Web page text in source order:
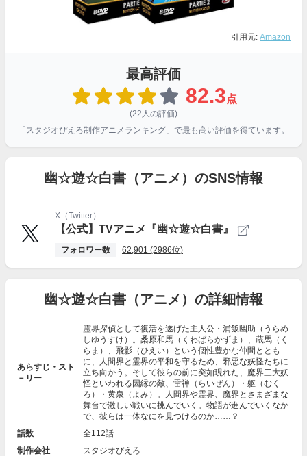
引用元: Amazon
最高評価
82.3点
(22人の評価)
「 スタジオぴえろ制作アニメランキング 」で最も高い評価を得ています。
幽☆遊☆白書（アニメ）のSNS情報
X（Twitter）
【公式】TVアニメ『幽☆遊☆白書』
フォロワー数 62,901 (2986位)
幽☆遊☆白書（アニメ）の詳細情報
あらすじ・スト
－リー
霊界探偵として復活を遂げた主人公・浦飯幽助（うらめ
しゆうすけ）。桑原和馬（くわばらかずま）、蔵馬（く
らま）、飛影（ひえい）という個性豊かな仲間ととも
に、人間界と霊界の平和を守るため、邪悪な妖怪たちに
立ち向かう。そして彼らの前に突如現れた、魔界三大妖
怪といわれる因縁の敵、雷禅（らいぜん）・躯（むく
ろ）・黄泉（よみ）。人間界や霊界、魔界とさまざまな
舞台で激しい戦いに挑んでいく。物語が進んでいくなか
で、彼らは一体なにを見つけるのか……？
話数
全112話
制作会社
スタジオぴえろ